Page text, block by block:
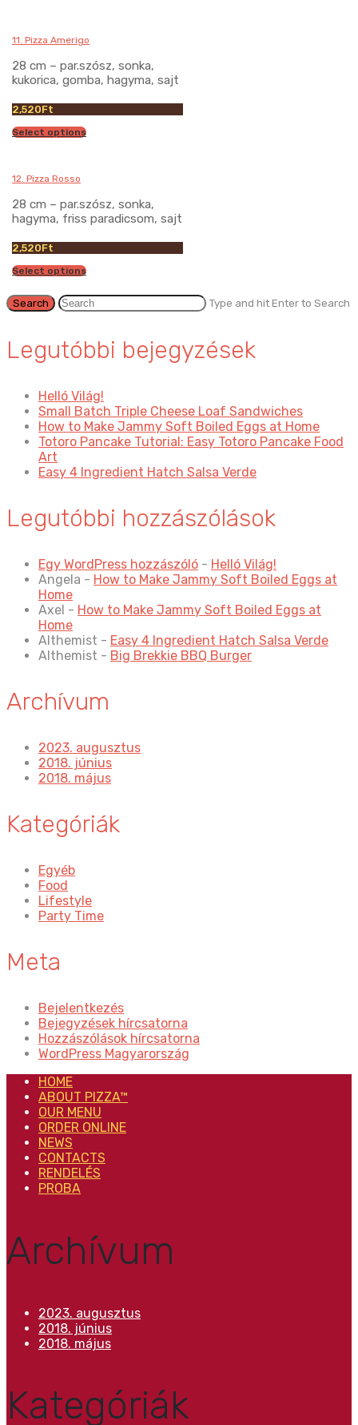
11. Pizza Amerigo
28 cm – par.szósz, sonka,
kukorica, gomba, hagyma, sajt
2,520Ft
Select options
12. Pizza Rosso
28 cm – par.szósz, sonka,
hagyma, friss paradicsom, sajt
2,520Ft
Select options
Type and hit Enter to Search
Legutóbbi bejegyzések
Helló Világ!
Small Batch Triple Cheese Loaf Sandwiches
How to Make Jammy Soft Boiled Eggs at Home
Totoro Pancake Tutorial: Easy Totoro Pancake Food
Art
Easy 4 Ingredient Hatch Salsa Verde
Legutóbbi hozzászólások
Egy WordPress hozzászóló - Helló Világ!
Angela - How to Make Jammy Soft Boiled Eggs at
Home
Axel - How to Make Jammy Soft Boiled Eggs at
Home
Althemist - Easy 4 Ingredient Hatch Salsa Verde
Althemist - Big Brekkie BBQ Burger
Archívum
2023. augusztus
2018. június
2018. május
Kategóriák
Egyéb
Food
Lifestyle
Party Time
Meta
Bejelentkezés
Bejegyzések hírcsatorna
Hozzászólások hírcsatorna
WordPress Magyarország
HOME
ABOUT PIZZA™
OUR MENU
ORDER ONLINE
NEWS
CONTACTS
RENDELÉS
PROBA
Archívum
2023. augusztus
2018. június
2018. május
Kategóriák